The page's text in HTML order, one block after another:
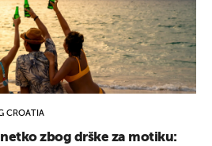
CROATIA
zbog drške za motiku: